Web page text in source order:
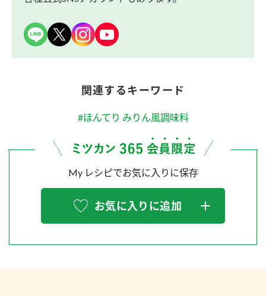
関連するキーワード
#ほんてり みりん風調味料
My レシピでお気に入りに保存
お気に入りに追加